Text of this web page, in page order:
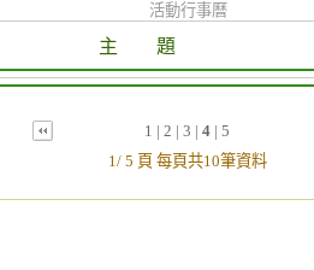
活動行事曆
主 題
1 | 2 | 3 | 4| 5
1/ 5 頁 每頁共10筆資料